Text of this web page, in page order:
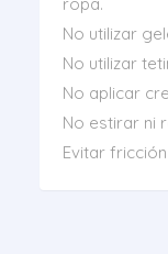
No utilizar
No utilizar
No aplicar
No estirar ni
Evitar